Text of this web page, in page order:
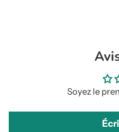
Soyez le